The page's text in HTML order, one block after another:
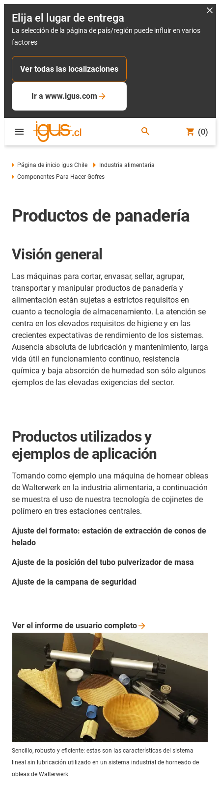
Elija el lugar de entrega
La selección de la página de país/región puede influir en varios
factores
Ver todas las localizaciones
Ir a www.igus.com
(0)
Página de inicio igus Chile
Industria alimentaria
Componentes Para Hacer Gofres
Productos de panadería
Visión general
Las máquinas para cortar, envasar, sellar, agrupar,
transportar y manipular productos de panadería y
alimentación están sujetas a estrictos requisitos en
cuanto a tecnología de almacenamiento. La atención se
centra en los elevados requisitos de higiene y en las
crecientes expectativas de rendimiento de los sistemas.
Ausencia absoluta de lubricación y mantenimiento, larga
vida útil en funcionamiento continuo, resistencia
química y baja absorción de humedad son sólo algunos
ejemplos de las elevadas exigencias del sector.
Productos utilizados y
ejemplos de aplicación
Tomando como ejemplo una máquina de hornear obleas
de Walterwerk en la industria alimentaria, a continuación
se muestra el uso de nuestra tecnología de cojinetes de
polímero en tres estaciones centrales.
Ajuste del formato: estación de extracción de conos de
helado
Ajuste de la posición del tubo pulverizador de masa
Ajuste de la campana de seguridad
Sencillo, robusto y eficiente: estas son las características del sistema
lineal sin lubricación utilizado en un sistema industrial de horneado de
obleas de Walterwerk.
Ver el informe de usuario completo